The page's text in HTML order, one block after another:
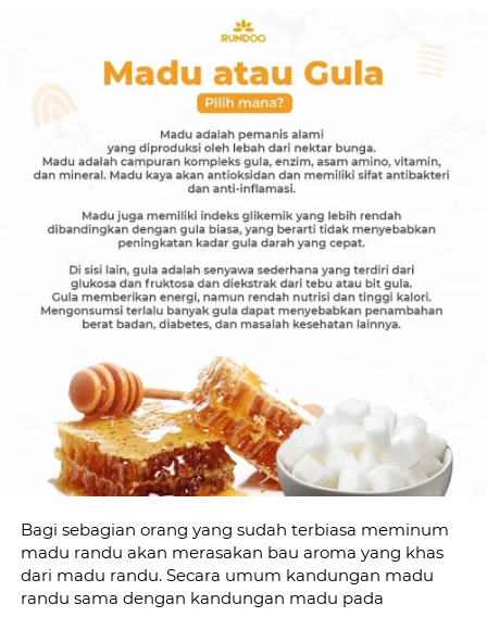
Bagi sebagian orang yang sudah terbiasa meminum
madu randu akan merasakan bau aroma yang khas
dari madu randu. Secara umum kandungan madu
randu sama dengan kandungan madu pada